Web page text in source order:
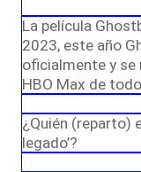
La película
2023, este año
oficialmente y se
HBO Max de
¿Quién (reparto)
legado’?